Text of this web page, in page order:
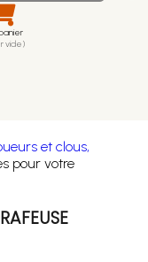
vide)
et clous,
pour votre